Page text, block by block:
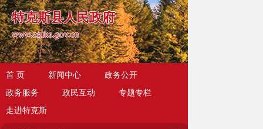
特克斯县人民政府
www.zgtks.gov.cn
首 页 新闻中心
政务公开
政务服务
政民互动
专题专栏
走进特克斯